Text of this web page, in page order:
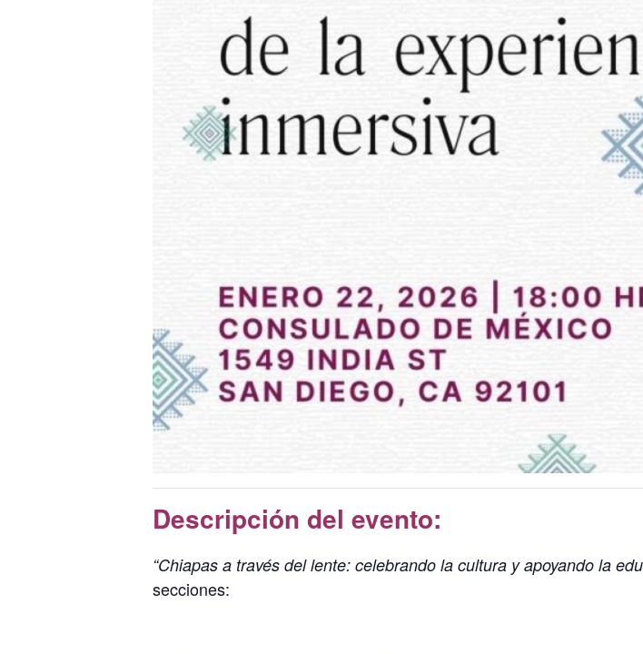
Descripción del evento:
“Chiapas a través del lente: celebrando la cultura y apoyando la
secciones: